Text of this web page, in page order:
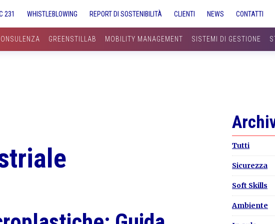
231 WHISTLEBLOWING REPORT DI SOSTENIBILITÀ CLIENTI NEWS CONTATTI
GREENSTILLAB MOBILITY MANAGEMENT SISTEMI DI GESTIONE
Tutti
Sicurezza
Soft Skills
Ambiente